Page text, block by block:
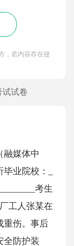
，若内容存在侵
试试卷
融媒体中
业院校：_
考生
工人张某在
重伤。事后
全防护装